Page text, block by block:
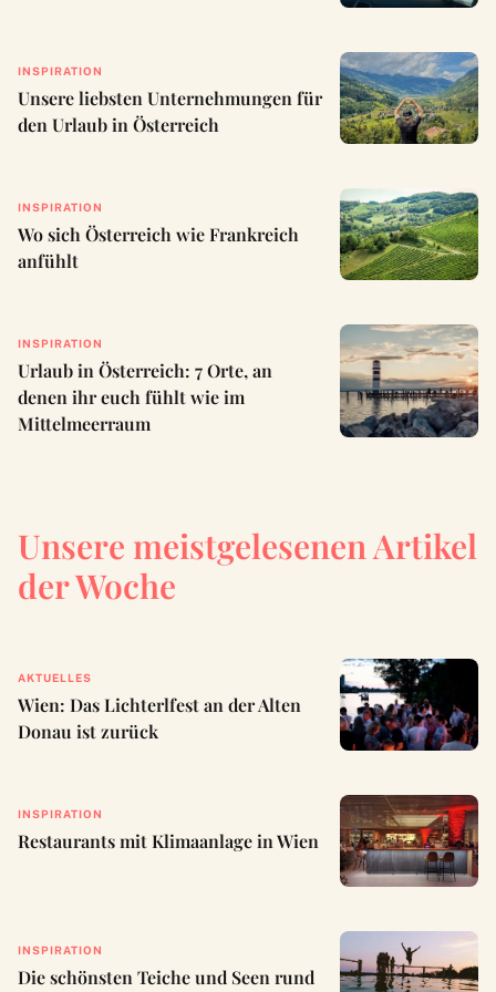
INSPIRATION
Unsere liebsten Unternehmungen für
den Urlaub in Österreich
INSPIRATION
Wo sich Österreich wie Frankreich
anfühlt
INSPIRATION
Urlaub in Österreich: 7 Orte, an
denen ihr euch fühlt wie im
Mittelmeerraum
Unsere meistgelesenen Artikel
der Woche
AKTUELLES
Wien: Das Lichterlfest an der Alten
Donau ist zurück
INSPIRATION
Restaurants mit Klimaanlage in Wien
INSPIRATION
Die schönsten Teiche und Seen rund